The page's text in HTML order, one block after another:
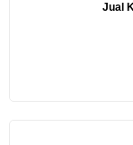
Jual